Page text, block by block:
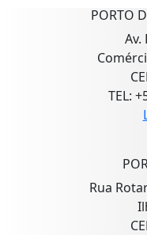
PORTO
Av.
TEL:
Rua